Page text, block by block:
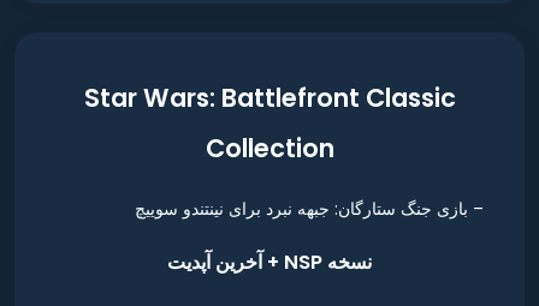
Star Wars: Battlefront Classic
Collection
– بازی جنگ ستارگان: جبهه نبرد برای نینتندو سوییچ
نسخه NSP + آخرین آپدیت